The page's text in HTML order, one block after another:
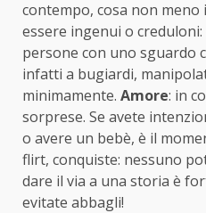
contempo, cosa non
essere ingenui o
persone con uno sguardo
infatti a bugiardi,
minimamente. Amore: in
sorprese. Se avete
o avere un bebè, è il
flirt, conquiste: nessuno
dare il via a una storia è
evitate abbagli!